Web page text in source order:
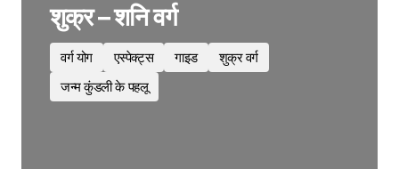
शुक्र – शनि वर्ग
वर्ग योग एस्पेक्ट्स गाइड
शुक्र वर्ग
जन्म कुंडली के पहलू